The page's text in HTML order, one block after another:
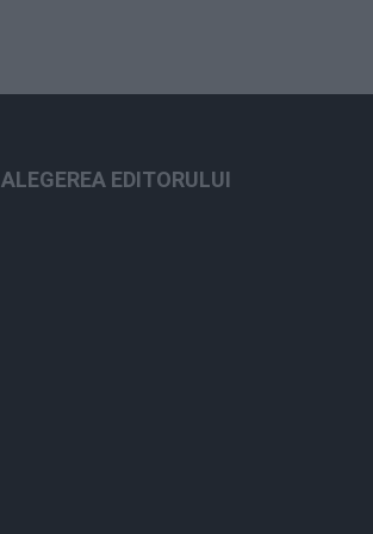
ALEGEREA EDITORULUI